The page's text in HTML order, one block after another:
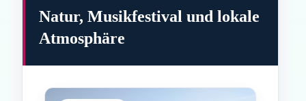
Natur, Musikfestival und lokale
Atmosphäre